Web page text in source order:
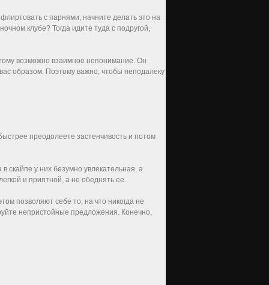
с парнями, начните делать это на
клубе? Тогда идите туда с подругой,
возможно взаимное непонимание. Он
образом. Поэтому важно, чтобы неподалеку
преодолеете застенчивость и потом
скайпе у них безумно увлекательная, а
и приятной, а не обеднять ее.
позволяют себе то, на что никогда не
непристойные предложения. Конечно,